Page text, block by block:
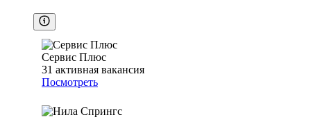
Сервис Плюс
31 активная вакансия
Посмотреть